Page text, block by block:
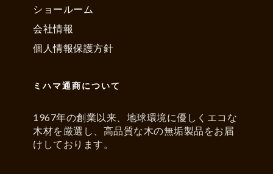
ショールーム
会社情報
個人情報保護方針
ミハマ通商について
1967年の創業以来、地球環境に優しくエコな
木材を厳選し、高品質な木の無垢製品をお届
けしております。